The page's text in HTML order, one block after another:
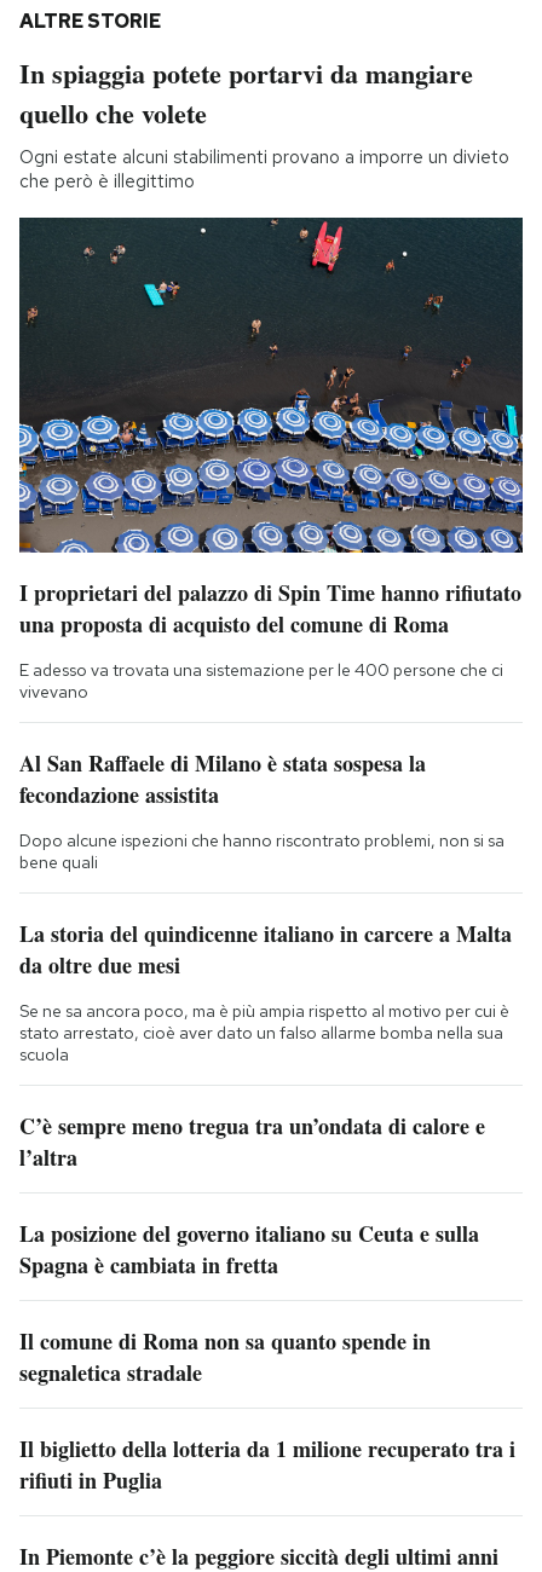
ALTRE STORIE
In spiaggia potete portarvi da mangiare
quello che volete
Ogni estate alcuni stabilimenti provano a imporre un divieto
che però è illegittimo
I proprietari del palazzo di Spin Time hanno rifiutato
una proposta di acquisto del comune di Roma
E adesso va trovata una sistemazione per le 400 persone che ci
vivevano
Al San Raffaele di Milano è stata sospesa la
fecondazione assistita
Dopo alcune ispezioni che hanno riscontrato problemi, non si sa
bene quali
La storia del quindicenne italiano in carcere a Malta
da oltre due mesi
Se ne sa ancora poco, ma è più ampia rispetto al motivo per cui è
stato arrestato, cioè aver dato un falso allarme bomba nella sua
scuola
C’è sempre meno tregua tra un’ondata di calore e
l’altra
La posizione del governo italiano su Ceuta e sulla
Spagna è cambiata in fretta
Il comune di Roma non sa quanto spende in
segnaletica stradale
Il biglietto della lotteria da 1 milione recuperato tra i
rifiuti in Puglia
In Piemonte c’è la peggiore siccità degli ultimi anni